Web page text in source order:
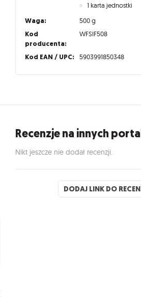
1 karta jednostki
Waga: 500 g
Kod
producenta:
WFSIF508
Kod EAN / UPC: 5903991850348
Recenzje na innych
Nikt jeszcze nie dodał recenzji.
DODAJ LINK DO